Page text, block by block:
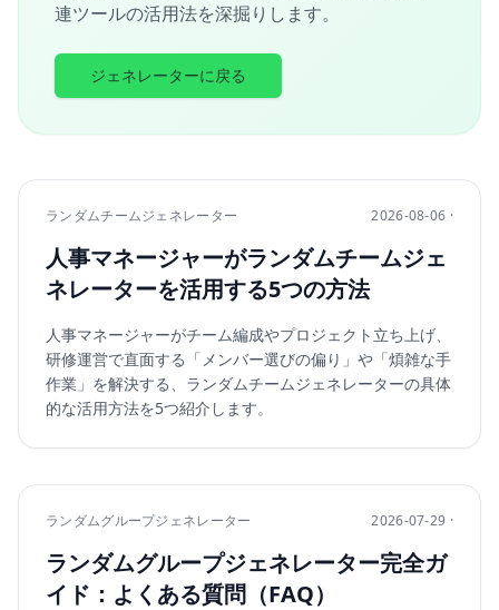
連ツールの活用法を深掘りします。
ジェネレーターに戻る
ランダムチームジェネレーター 2026-08-06 ·
人事マネージャーがランダムチームジェ
ネレーターを活用する5つの方法
人事マネージャーがチーム編成やプロジェクト立ち上げ、
研修運営で直面する「メンバー選びの偏り」や「煩雑な手
作業」を解決する、ランダムチームジェネレーターの具体
的な活用方法を5つ紹介します。
ランダムグループジェネレーター 2026-07-29 ·
ランダムグループジェネレーター完全ガ
イド：よくある質問（FAQ）